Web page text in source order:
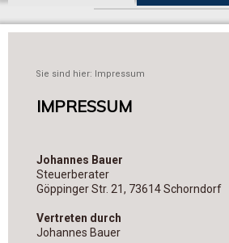
Sie sind hier: Impressum
IMPRESSUM
Johannes Bauer
Steuerberater
Göppinger Str. 21, 73614 Schorndorf
Vertreten durch
Johannes Bauer